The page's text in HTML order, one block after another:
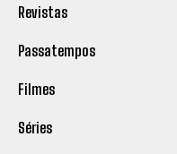
Revistas
Passatempos
Filmes
Séries